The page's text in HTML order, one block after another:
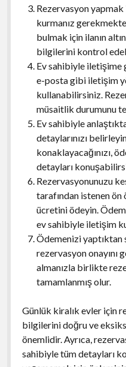
Rezervasyon
kurmanız
bulmak için ilanın
bilgilerini kontrol
Ev sahibiyle iletişime
e-posta gibi iletişim
kullanabilirsiniz.
müsaitlik durumunu
Ev sahibiyle
detaylarınızı
konaklayacağınızı,
detayları
Rezervasyonunuzu
tarafından istenen
ücretini ödeyin.
ev sahibiyle iletişim
Ödemenizi yaptıktan
rezervasyon onayını
almanızla birlikte
tamamlanmış olur.
Günlük kiralık evler için
bilgilerini doğru ve
önemlidir. Ayrıca,
sahibiyle tüm detayları